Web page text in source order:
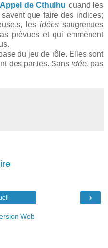
de Cthulhu quand les
que faire des indices;
les idéessaugrenues
prévues et qui emmènent
du jeu de rôle. Elles sont
des parties. Sans idée, pas
›
Web